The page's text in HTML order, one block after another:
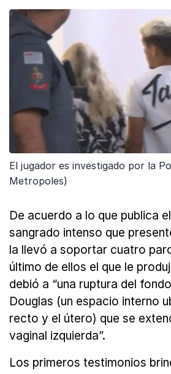
El jugador es investigado por la
Metropoles)
De acuerdo a lo que publica
sangrado intenso que
la llevó a soportar cuatro
último de ellos el que le
debió a “una ruptura del
Douglas (un espacio interno
recto y el útero) que se
vaginal izquierda”.
Los primeros testimonios